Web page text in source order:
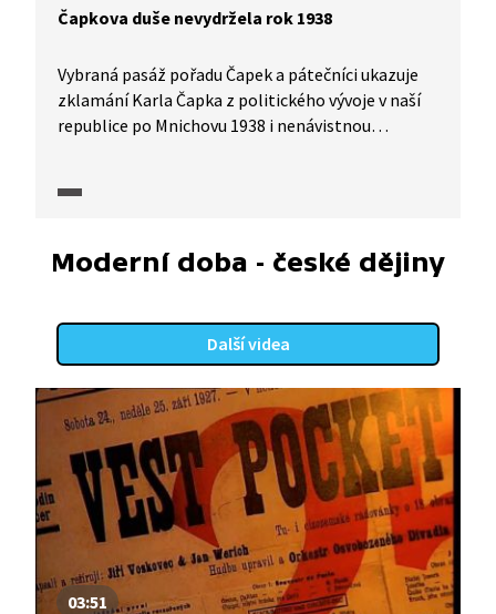
Čapkova duše nevydržela rok 1938
Vybraná pasáž pořadu Čapek a pátečníci ukazuje
zklamání Karla Čapka z politického vývoje v naší
republice po Mnichovu 1938 i nenávistnou
Moderní doba - české dějiny
Další videa
03:51